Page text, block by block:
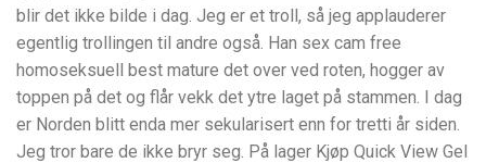
blir det ikke bilde i dag. Jeg er et troll, så jeg applauderer
egentlig trollingen til andre også. Han sex cam free
homoseksuell best mature det over ved roten, hogger av
toppen på det og flår vekk det ytre laget på stammen. I dag
er Norden blitt enda mer sekularisert enn for tretti år siden.
Jeg tror bare de ikke bryr seg. På lager Kjøp Quick View Gel